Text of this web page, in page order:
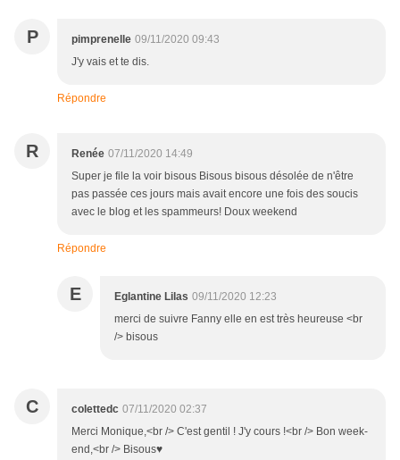
P pimprenelle 09/11/2020 09:43
J'y vais et te dis.
Répondre
R Renée 07/11/2020 14:49
Super je file la voir bisous Bisous bisous désolée de n'être
pas passée ces jours mais avait encore une fois des soucis
avec le blog et les spammeurs! Doux weekend
Répondre
E Eglantine Lilas 09/11/2020 12:23
merci de suivre Fanny elle en est très heureuse <br
/> bisous
C colettedc 07/11/2020 02:37
Merci Monique,<br /> C'est gentil ! J'y cours !<br /> Bon week-
end,<br /> Bisous♥